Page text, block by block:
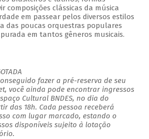
composições clássicas da música
em passear pelos diversos estilos
das poucas orquestras populares
em tantos gêneros musicais.
fazer a pré-reserva de seu
você ainda pode encontrar ingressos
Cultural BNDES, no dia do
das 18h. Cada pessoa receberá
com lugar marcado, estando o
disponíveis sujeito à lotação